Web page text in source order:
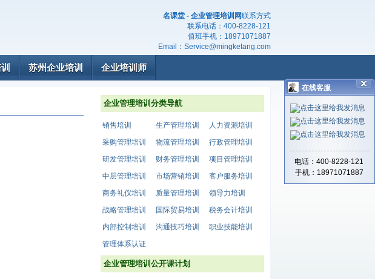
名课堂 - 企业管理培训网联系方式
联系电话： 400-8228-121
值班手机： 18971071887
Email： Service@mingketang.com
苏州企业培训 企业培训师
企业管理培训分类导航
销售培训 生产管理培训
人力资源培训
采购管理培训
物流管理培训
行政管理培训
研发管理培训
财务管理培训
项目管理培训
中层管理培训
市场营销培训
客户服务培训
商务礼仪培训
质量管理培训
领导力培训
战略管理培训
国际贸易培训
税务会计培训
内部控制培训
沟通技巧培训
职业技能培训
管理体系认证
企业管理培训公开课计划
在线客服
电话：400-8228-121
手机：18971071887